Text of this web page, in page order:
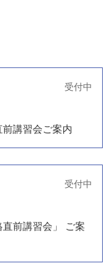
受付中
講習会ご案内
受付中
直前講習会」 ご案